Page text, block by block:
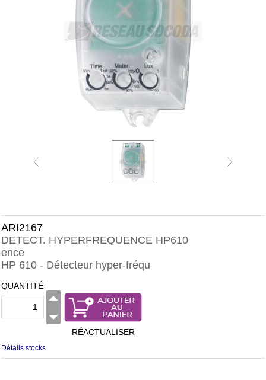
ARI2167
DETECT. HYPERFREQUENCE HP610
ence
HP 610 - Détecteur hyper-fréqu
QUANTITÉ
RÉACTUALISER
Détails stocks